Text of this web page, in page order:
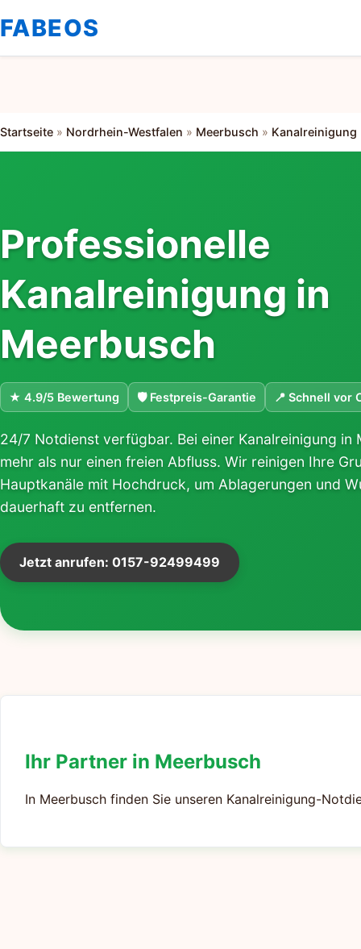
FABEOS
Startseite » Nordrhein-Westfalen » Meerbusch » Kanalreinigung
Professionelle
Kanalreinigung in
Meerbusch
★ 4.9/5 Bewertung 🛡 Festpreis-Garantie 📍 Schnell vor
24/7 Notdienst verfügbar. Bei einer Kanalreinigung in
mehr als nur einen freien Abfluss. Wir reinigen Ihre
Hauptkanäle mit Hochdruck, um Ablagerungen und
dauerhaft zu entfernen.
Jetzt anrufen: 0157-92499499
Ihr Partner in Meerbusch
In Meerbusch finden Sie unseren Kanalreinigung-